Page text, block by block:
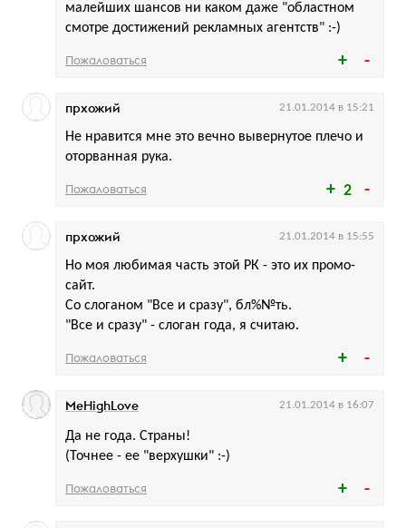
малейших шансов ни каком даже "областном
смотре достижений рекламных агентств" :-)
Пожаловаться
2
Не нравится мне это вечно вывернутое плечо и
оторванная рука.
прхожий 21.01.2014 в 15:21
Пожаловаться
Но моя любимая часть этой РК - это их промо-
сайт.
Со слоганом "Все и сразу", бл%№ть.
"Все и сразу" - слоган года, я считаю.
прхожий 21.01.2014 в 15:55
Пожаловаться
Да не года. Страны!
(Точнее - ее "верхушки" :-)
MeHighLove 21.01.2014 в 16:07
Пожаловаться